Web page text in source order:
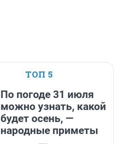
ТОП 5
По погоде 31 июля
можно узнать, какой
будет осень, —
народные приметы